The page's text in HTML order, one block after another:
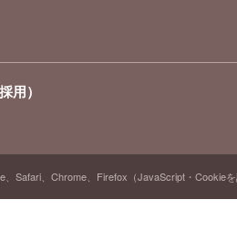
用）
Safari、Chrome、Firefox（JavaScript・Cookie